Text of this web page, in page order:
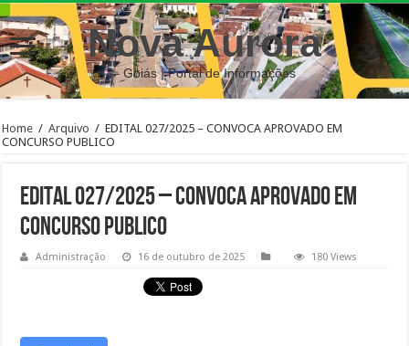
Nova Aurora
– Goiás | Portal de Informações
Home / Arquivo / EDITAL 027/2025 – CONVOCA APROVADO EM
CONCURSO PUBLICO
EDITAL 027/2025 – CONVOCA APROVADO EM
CONCURSO PUBLICO
Administração 16 de outubro de 2025 180 Views